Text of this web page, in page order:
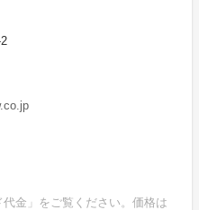
金」をご覧ください。価格は